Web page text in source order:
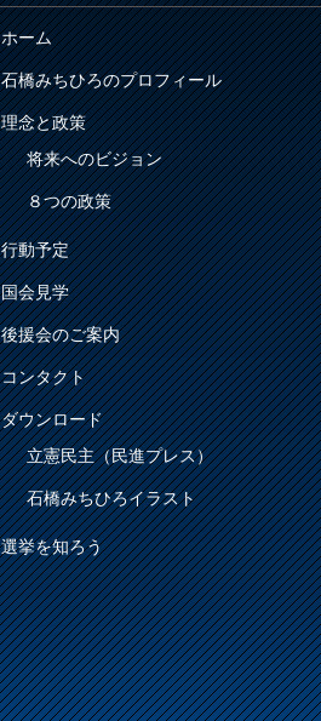
ホーム
石橋みちひろのプロフィール
理念と政策
将来へのビジョン
８つの政策
行動予定
国会見学
後援会のご案内
コンタクト
ダウンロード
立憲民主（民進プレス）
石橋みちひろイラスト
選挙を知ろう